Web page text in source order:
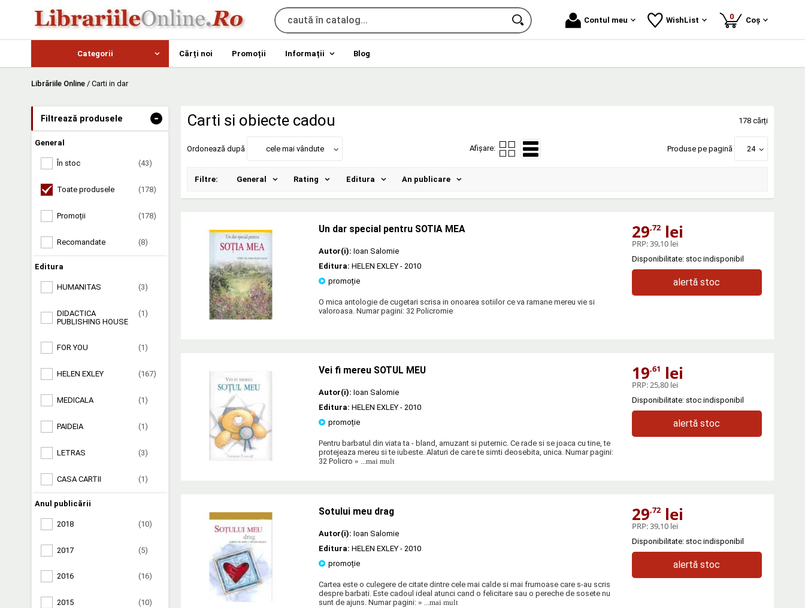
Contul meu WishList 0produse
Coș
Categorii Cărți noi Promoții Informații Blog
Librăriile Online / Carti in dar
Filtrează produsele -
General
În stoc (43)
Toate produsele (178)
Promoții (178)
Recomandate (8)
Editura
HUMANITAS (3)
DIDACTICA
PUBLISHING HOUSE
(1)
FOR YOU (1)
HELEN EXLEY (167)
MEDICALA (1)
PAIDEIA (1)
LETRAS (3)
CASA CARTII (1)
Anul publicării
2018 (10)
2017 (5)
2016 (16)
2015 (10)
Carti si obiecte cadou 178 cărți
Ordonează după cele mai vândute Afișare: Produse pe pagină 24
Filtre: General Rating Editura An publicare
Un dar special pentru SOTIA MEA
Autor(i): Ioan Salomie
Editura: HELEN EXLEY - 2010
promoție
O mica antologie de cugetari scrisa in onoarea sotiilor ce va ramane mereu vie si
valoroasa. Numar pagini: 32 Policromie
29,72lei
PRP:39,10 lei
Disponibilitate: stoc indisponibil
alertă stoc
Vei fi mereu SOTUL MEU
Autor(i): Ioan Salomie
Editura: HELEN EXLEY - 2010
promoție
Pentru barbatul din viata ta - bland, amuzant si puternic. Ce rade si se joaca cu tine, te
protejeaza mereu si te iubeste. Alaturi de care te simti deosebita, unica. Numar pagini:
32 Policro » ...mai mult
19,61 lei
PRP: 25,80 lei
Disponibilitate: stoc indisponibil
alertă stoc
Sotului meu drag
Autor(i): Ioan Salomie
Editura: HELEN EXLEY - 2010
promoție
Cartea este o culegere de citate dintre cele mai calde si mai frumoase care s-au scris
despre barbati. Este cadoul ideal atunci cand o felicitare sau o pereche de sosete nu
sunt de ajuns. Numar pagini: » ...mai mult
29,72lei
PRP:39,10 lei
Disponibilitate: stoc indisponibil
alertă stoc